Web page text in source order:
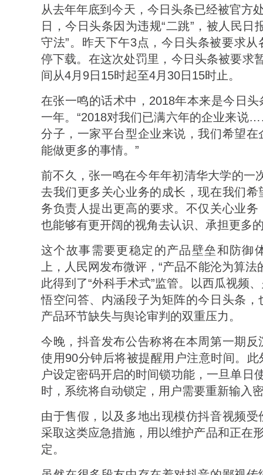
从去年年底到今天，今日头条已经被官方
日，今日头条因为违规“二跳”，被人民日
守法”。昨天下午3点，今日头条被要求
停下载。在这次处罚里，今日头条被要求
间从4月9日15时起至4月30日15时止。
在张一鸣的话术中，2018年本来是今日
一年。“2018对我们已满六年的企业来说
分子，一家平台型企业来说，我们希望
能做更多的事情。”
前不久，张一鸣在今年年初清华大学的一
去我们更多关心业务的成长，现在我们
务负责人提出更高的要求。不仅关心业
也能够有更开阔的视角去认识、承担更多
这个故事需要更稳定的产品壁垒和防御
上，人民网发布微评，“产品不能沦为算法
此得到了“外科手术式”监管。以西瓜视频
悟空问答、内涵段子为矩阵的今日头条
产品环节缺失与舆论审判的双重压力。
今晚，抖音发布公告称将在本周第一期
使用90分钟后将被提醒用户注意时间。
户设定密码开启的时间锁功能，一旦单日
时，系统将自动锁定，用户需要重新输入
由于售假，以及多地出现模仿抖音视频
采取这类应急措施，用以维护产品和正在
定。